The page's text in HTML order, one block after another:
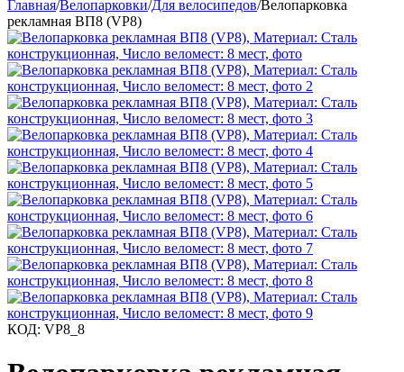
Главная/Велопарковки/Для велосипедов/Велопарковка
рекламная ВП8 (VP8)
КОД: VP8_8